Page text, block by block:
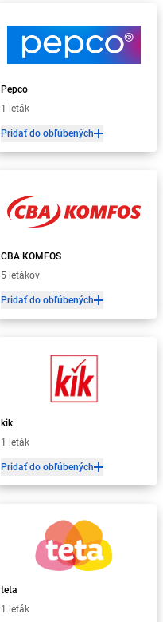
Pepco
1 leták
Pridať do obľúbených
CBA KOMFOS
5 letákov
Pridať do obľúbených
kik
1 leták
Pridať do obľúbených
teta
1 leták